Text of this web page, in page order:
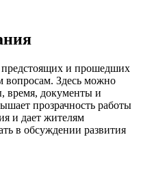
предстоящих и прошедших
вопросам. Здесь можно
время, документы и
прозрачность работы
и дает жителям
в обсуждении развития